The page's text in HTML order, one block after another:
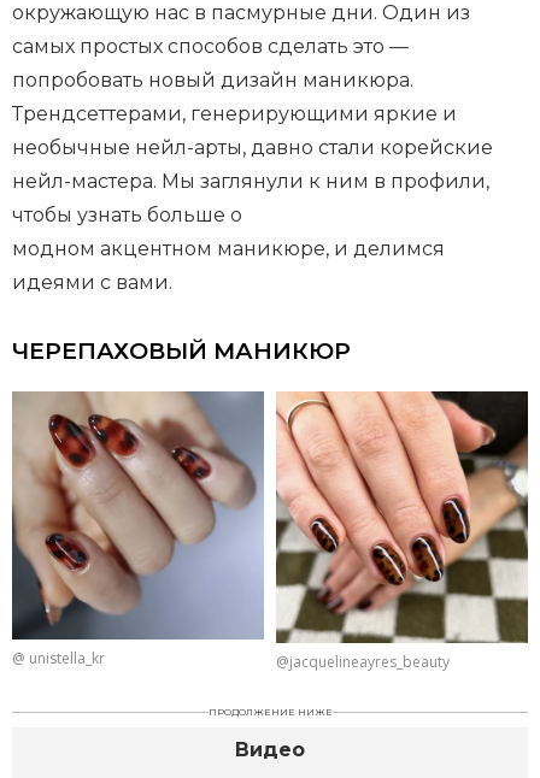
окружающую нас в пасмурные дни. Один из
самых простых способов сделать это —
попробовать новый дизайн маникюра.
Трендсеттерами, генерирующими яркие и
необычные нейл-арты, давно стали корейские
нейл-мастера. Мы заглянули к ним в профили,
чтобы узнать больше о
модном акцентном маникюре, и делимся
идеями с вами.
ЧЕРЕПАХОВЫЙ МАНИКЮР
@ unistella_kr @jacquelineayres_beauty
ПРОДОЛЖЕНИЕ НИЖЕ
Видео